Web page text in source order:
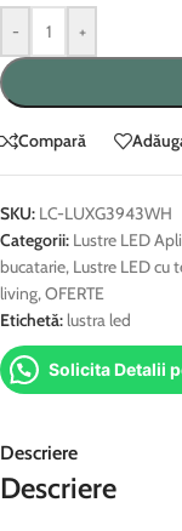
- +
Compară
SKU: LC-LUXG3943WH
Categorii: Lustre LED
bucatarie, Lustre LED cu
living,OFERTE
Etichetă: lustra led
Solicita Detalii
Descriere
Descriere